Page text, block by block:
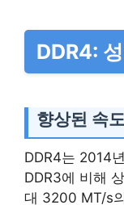
DDR4:
향상된 속
DDR4는 2014
DDR3에 비해
대 3200 MT/s